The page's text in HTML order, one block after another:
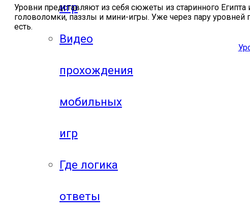
игр
Видео
прохождения
мобильных
игр
Где логика
ответы
Уровни представляют из себя сюжеты из старинного
головоломки, паззлы и мини-игры. Уже через пару уровней
есть.